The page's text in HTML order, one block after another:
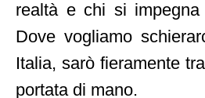
realtà e chi si impegna
Dove vogliamo
Italia, sarò fieramente
portata di mano.